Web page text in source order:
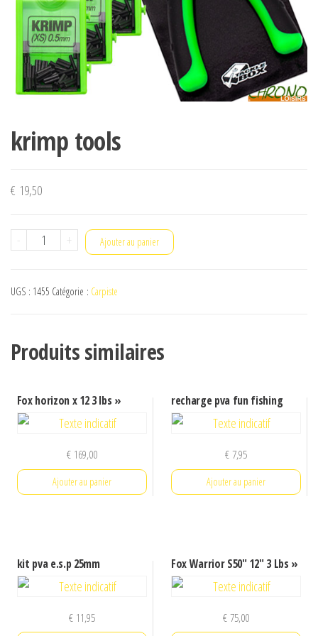
krimp tools
€ 19,50
-
quantité
tools
+ Ajouter au panier
UGS : 1455 Catégorie : Carpiste
Produits similaires
Fox horizon x 12 3 lbs »
€169,00
Ajouter au panier
recharge pva fun fishing
€ 7,95
Ajouter au panier
kit pva e.s.p 25mm
€11,95
Fox Warrior S50″ 12″ 3 Lbs »
€ 75,00